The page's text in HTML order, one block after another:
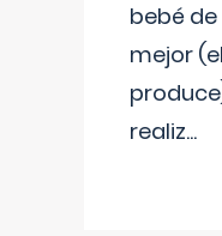
bebé
mejor
realiz...